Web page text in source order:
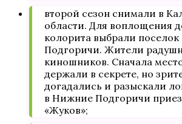
второй сезон снимали в
области. Для воплощения
колорита выбрали
Подгоричи. Жители
киношников. Сначала
держали в секрете, но
догадались и разыскали
в Нижние Подгоричи
«Жуков»;